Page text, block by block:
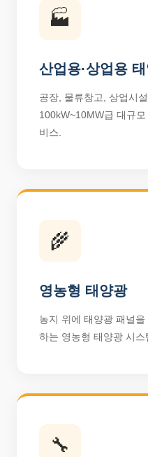
🏭
산업용·상업용
공장, 물류창고, 상업시
100kW~10MW급 대규
비스.
🌾
영농형 태양광
농지 위에 태양광 패널
하는 영농형 태양광 시스
🔧